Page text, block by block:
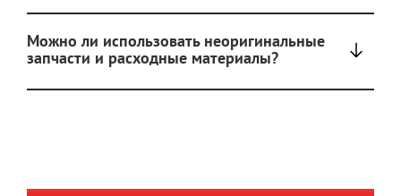
Можно ли использовать неоригинальные
запчасти и расходные материалы?